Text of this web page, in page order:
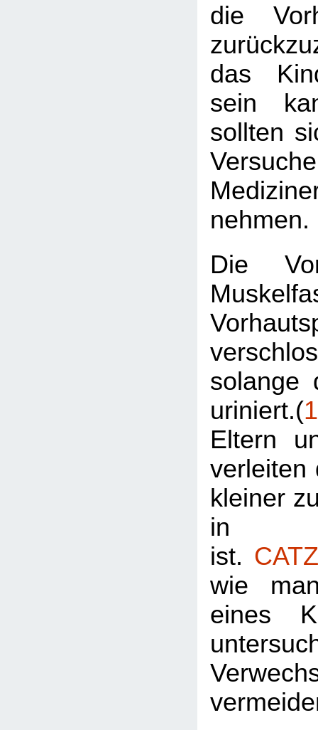
die
das
sein
sollten
nehmen.
Die
solange
uriniert.(1
Eltern
verleiten
kleiner
in
ist.
wie
eines